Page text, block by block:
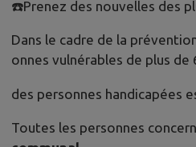
☎️Prenez des nouvelles des
Dans le cadre de la
onnes vulnérables de plus de
des personnes handicapées
Toutes les personnes